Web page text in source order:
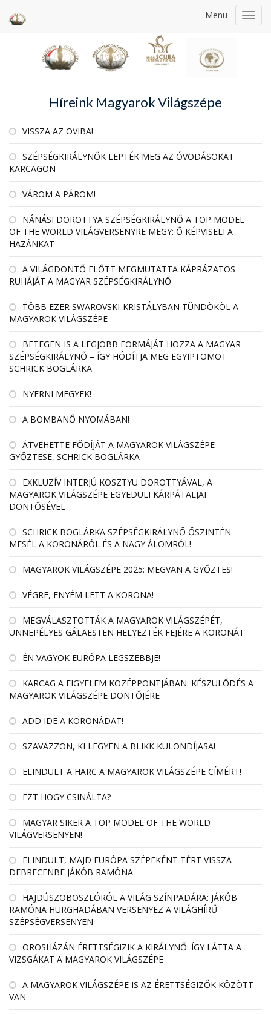
Menu
Híreink Magyarok Világszépe
VISSZA AZ OVIBA!
SZÉPSÉGKIRÁLYNŐK LEPTÉK MEG AZ ÓVODÁSOKAT
KARCAGON
VÁROM A PÁROM!
NÁNÁSI DOROTTYA SZÉPSÉGKIRÁLYNŐ A TOP MODEL
OF THE WORLD VILÁGVERSENYRE MEGY: Ő KÉPVISELI A
HAZÁNKAT
A VILÁGDÖNTŐ ELŐTT MEGMUTATTA KÁPRÁZATOS
RUHÁJÁT A MAGYAR SZÉPSÉGKIRÁLYNŐ
TÖBB EZER SWAROVSKI-KRISTÁLYBAN TÜNDÖKÖL A
MAGYAROK VILÁGSZÉPE
BETEGEN IS A LEGJOBB FORMÁJÁT HOZZA A MAGYAR
SZÉPSÉGKIRÁLYNŐ – ÍGY HÓDÍTJA MEG EGYIPTOMOT
SCHRICK BOGLÁRKA
NYERNI MEGYEK!
A BOMBANŐ NYOMÁBAN!
ÁTVEHETTE FŐDÍJÁT A MAGYAROK VILÁGSZÉPE
GYŐZTESE, SCHRICK BOGLÁRKA
EXKLUZÍV INTERJÚ KOSZTYU DOROTTYÁVAL, A
MAGYAROK VILÁGSZÉPE EGYEDÜLI KÁRPÁTALJAI
DÖNTŐSÉVEL
SCHRICK BOGLÁRKA SZÉPSÉGKIRÁLYNŐ ŐSZINTÉN
MESÉL A KORONÁRÓL ÉS A NAGY ÁLOMRÓL!
MAGYAROK VILÁGSZÉPE 2025: MEGVAN A GYŐZTES!
VÉGRE, ENYÉM LETT A KORONA!
MEGVÁLASZTOTTÁK A MAGYAROK VILÁGSZÉPÉT,
ÜNNEPÉLYES GÁLAESTEN HELYEZTÉK FEJÉRE A KORONÁT
ÉN VAGYOK EURÓPA LEGSZEBBJE!
KARCAG A FIGYELEM KÖZÉPPONTJÁBAN: KÉSZÜLŐDÉS A
MAGYAROK VILÁGSZÉPE DÖNTŐJÉRE
ADD IDE A KORONÁDAT!
SZAVAZZON, KI LEGYEN A BLIKK KÜLÖNDÍJASA!
ELINDULT A HARC A MAGYAROK VILÁGSZÉPE CÍMÉRT!
EZT HOGY CSINÁLTA?
MAGYAR SIKER A TOP MODEL OF THE WORLD
VILÁGVERSENYEN!
ELINDULT, MAJD EURÓPA SZÉPEKÉNT TÉRT VISSZA
DEBRECENBE JÁKÓB RAMÓNA
HAJDÚSZOBOSZLÓRÓL A VILÁG SZÍNPADÁRA: JÁKÓB
RAMÓNA HURGHADÁBAN VERSENYEZ A VILÁGHÍRŰ
SZÉPSÉGVERSENYEN
OROSHÁZÁN ÉRETTSÉGIZIK A KIRÁLYNŐ: ÍGY LÁTTA A
VIZSGÁKAT A MAGYAROK VILÁGSZÉPE
A MAGYAROK VILÁGSZÉPE IS AZ ÉRETTSÉGIZŐK KÖZÖTT
VAN